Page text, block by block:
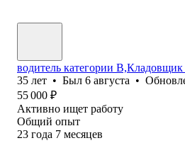
водитель категории В,Кладовщик
35 лет • Был 6 августа •
55 000 ₽
Активно ищет работу
Общий опыт
23 года 7 месяцев